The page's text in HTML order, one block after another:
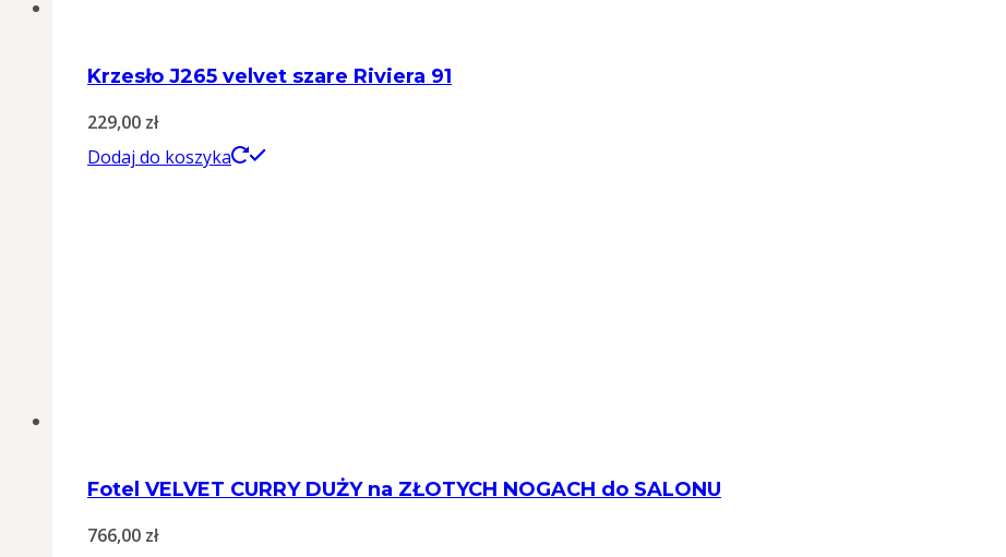
Krzesło J265 velvet szare Riviera 91
229,00 zł
Dodaj do koszyka
Fotel VELVET CURRY DUŻY na ZŁOTYCH NOGACH do SALONU
766,00 zł